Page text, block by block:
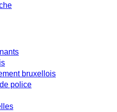
bruxellois
police